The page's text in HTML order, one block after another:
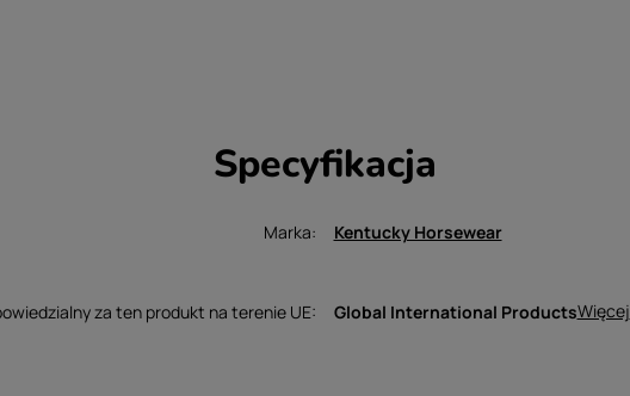
Specyfikacja
Marka Kentucky Horsewear
za ten produkt na terenie UE Global International ProductsWięcej